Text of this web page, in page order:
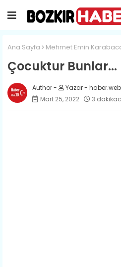
Ana Sayfa Mehmet Emin
​Çocuktur Bunlar...
Yazar -
Mart 25, 2022
3